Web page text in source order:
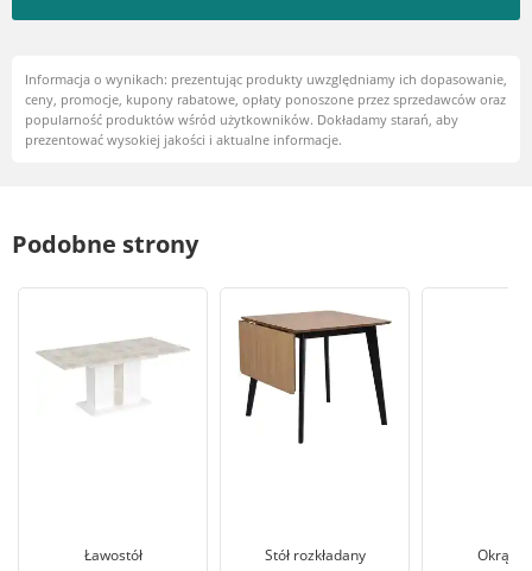
Informacja o wynikach: prezentując produkty uwzględniamy ich dopasowanie,
ceny, promocje, kupony rabatowe, opłaty ponoszone przez sprzedawców oraz
popularność produktów wśród użytkowników. Dokładamy starań, aby
prezentować wysokiej jakości i aktualne informacje.
Podobne strony
Ławostół Stół rozkładany Okrągły